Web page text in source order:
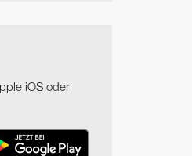
iOS oder